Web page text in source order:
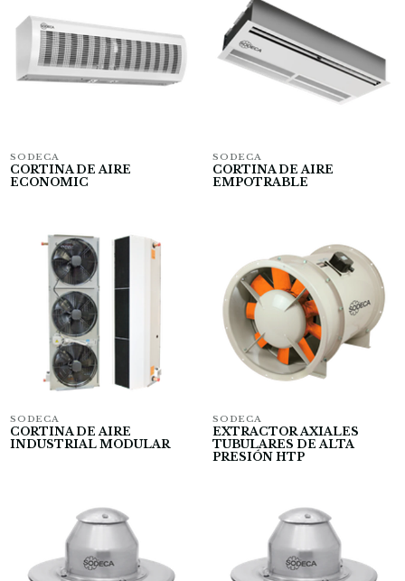
SODECA
CORTINA DE AIRE
ECONOMIC
SODECA
CORTINA DE AIRE
EMPOTRABLE
SODECA
CORTINA DE AIRE
INDUSTRIAL MODULAR
SODECA
EXTRACTOR AXIALES
TUBULARES DE ALTA
PRESIÓN HTP